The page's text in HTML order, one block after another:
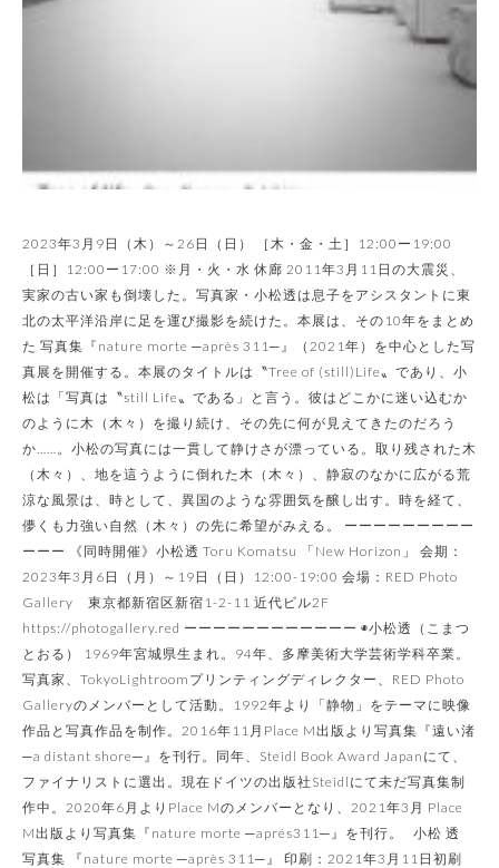
2023年3月9日（木）～26日（日） ［木・金・土］12:00ー19:00
［日］12:00ー17:00 ※月・火・水 休廊 2011年3月11日の大震災、
実家の古い家も倒壊した。写真家・小松透は息子をアシスタントに東
北の太平洋沿岸に足を運び撮影を続けた。本展は、その10年をまとめ
た 写真集『nature morte ─après 311─』（2021年）を中心とした写
真展を開催する。本展のタイトルは〝Tree of (still)Life〟であり、小
松は「写真は〝still Life〟である」と言う。彼はどこかに迷い込むか
のように木（木々）を撮り続け、その先に何が見えてきたのだろう
か……。小松の写真には一貫して静けさが漂っている。取り残された木
（木々）、地を這うように倒れた木（木々）、静寂のなかに広がる荒
涼な風景は、時として、異国のような雰囲気を醸し出す。時を経て、
儚くも力強い自然（木々）の先に希望がみえる。 ーーーーーーーーー
ーーー 《同時開催》小松透 Toru Komatsu 「New Horizon」 会期：
2023年3月6日（月）～19日（日）12:00-19:00 会場：RED Photo
Gallery 東京都新宿区新宿1-2-11 近代ビル2F
https://photogallery.red ーーーーーーーーーーーー ◉小松透（こまつ
とおる） 1969年宮城県生まれ。94年、多摩美術大学芸術学科卒業。
写真家、TokyoLightroomプリンティングディレクター、RED Photo
Galleryのメンバーとして活動。1992年より「静物」をテーマに映像
作品と写真作品を制作。2016年11月Place M出版より写真集『遠い渚
─a distant shore─』を刊行。同年、Steidl Book Award Japanにて、
ファイナリストに選出。現在ドイツの出版社Steidlにて未だ写真集制
作中。2020年6月よりPlace Mのメンバーとなり、2021年3月 Place
M出版より写真集『nature morte ─aprés311─』を刊行。 小松 透
写真集 『nature morte ─après 311─』 印刷：2021年3月11日初刷